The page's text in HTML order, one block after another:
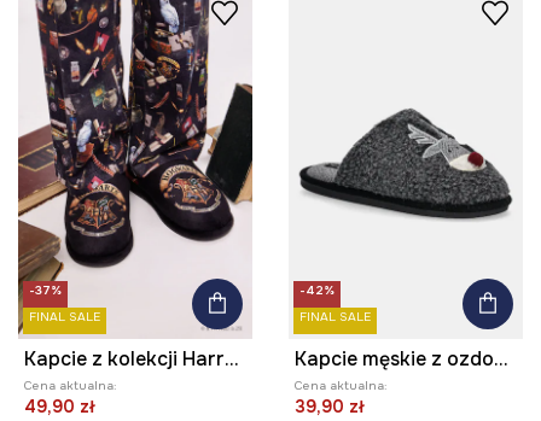
-37%
FINAL SALE
Kapcie z kolekcji Harry Potter
Cena aktualna:
49,90 zł
-42%
FINAL SALE
Kapcie męskie z ozdobną aplikacją
Cena aktualna:
39,90 zł